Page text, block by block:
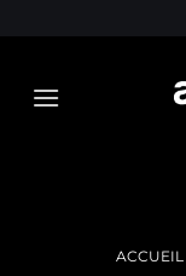
au
ACCUEIL